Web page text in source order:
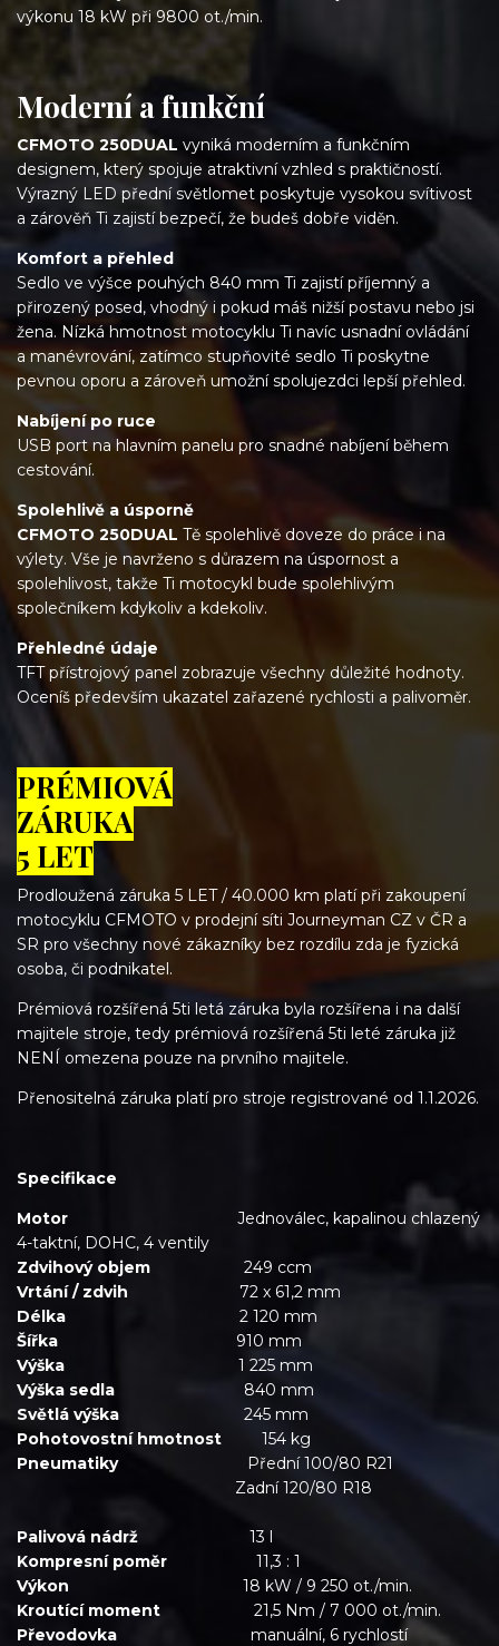
výkonu 18 kW při 9800 ot./min.
Moderní a funkční
CFMOTO 250DUAL vyniká moderním a funkčním
designem, který spojuje atraktivní vzhled s praktičností.
Výrazný LED přední světlomet poskytuje vysokou svítivost
a zárověň Ti zajistí bezpečí, že budeš dobře viděn.
Komfort a přehled
Sedlo ve výšce pouhých 840 mm Ti zajistí příjemný a
přirozený posed, vhodný i pokud máš nižší postavu nebo jsi
žena. Nízká hmotnost motocyklu Ti navíc usnadní ovládání
a manévrování, zatímco stupňovité sedlo Ti poskytne
pevnou oporu a zároveň umožní spolujezdci lepší přehled.
Nabíjení po ruce
USB port na hlavním panelu pro snadné nabíjení během
cestování.
Spolehlivě a úsporně
CFMOTO 250DUAL Tě spolehlivě doveze do práce i na
výlety. Vše je navrženo s důrazem na úspornost a
spolehlivost, takže Ti motocykl bude spolehlivým
společníkem kdykoliv a kdekoliv.
Přehledné údaje
TFT přístrojový panel zobrazuje všechny důležité hodnoty.
Oceníš především ukazatel zařazené rychlosti a palivoměr.
PRÉMIOVÁ
ZÁRUKA
5 LET
Prodloužená záruka 5 LET / 40.000 km platí při zakoupení
motocyklu CFMOTO v prodejní síti Journeyman CZ v ČR a
SR pro všechny nové zákazníky bez rozdílu zda je fyzická
osoba, či podnikatel.
Prémiová rozšířená 5ti letá záruka byla rozšířena i na další
majitele stroje, tedy prémiová rozšířená 5ti leté záruka již
NENÍ omezena pouze na prvního majitele.
Přenositelná záruka platí pro stroje registrované od 1.1.2026.
Specifikace
Motor Jednoválec, kapalinou chlazený
4-taktní, DOHC, 4 ventily
Zdvihový objem 249 ccm
Vrtání / zdvih 72 x 61,2 mm
Délka 2 120 mm
Šířka 910 mm
Výška 1 225 mm
Výška sedla 840 mm
Světlá výška 245 mm
Pohotovostní hmotnost 154 kg
Pneumatiky
Přední 100/80 R21
Zadní 120/80 R18
Palivová nádrž 13 l
Kompresní poměr 11,3 : 1
Výkon 18 kW / 9 250 ot./min.
Kroutící moment 21,5 Nm / 7 000 ot./min.
Převodovka manuální, 6 rychlostí